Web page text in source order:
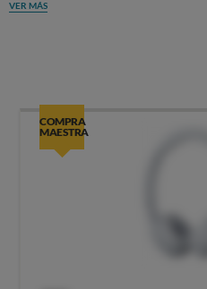
VER MÁS
COMPRA
MAESTRA